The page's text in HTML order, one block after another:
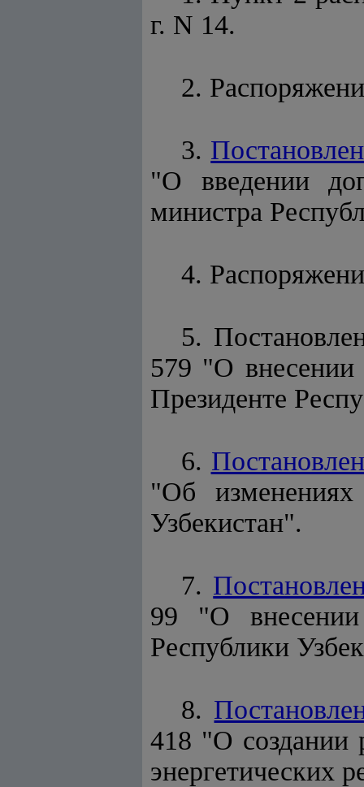
г. N 14.
2.
3.
"О введении
министра
4.
5.
579 "О внесении
Президенте
6.
"Об
Узбекистан".
7.
99 "О внесении
Республики
8.
418 "О создании
энергетических